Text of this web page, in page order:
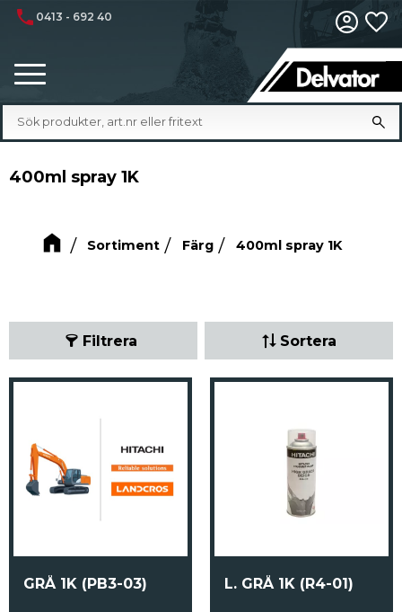
phone 0413 - 692 40
400ml spray 1K
Sortiment Färg 400ml spray 1K
Filtrera Sortera
GRÅ 1K (PB3-03) L. GRÅ 1K (R4-01)